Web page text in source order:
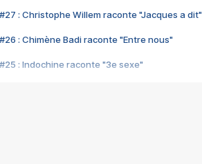
#27 : Christophe Willem raconte "Jacques a dit"
#26 : Chimène Badi raconte "Entre nous"
#25 : Indochine raconte "3e sexe"